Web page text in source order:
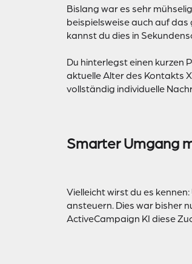
Bislang war es sehr
beispielsweise auch auf
kannst du dies in
Du hinterlegst einen kurzen
aktuelle Alter des Kontakts
vollständig individuelle
Smarter Umgang
Vielleicht wirst du es
ansteuern. Dies war bisher
ActiveCampaign KI diese